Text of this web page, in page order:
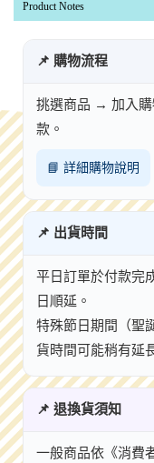
Product Notes
📌 購物流程
挑選商品 → 加入
款。
📘 詳細購物說明
📌 出貨時間
平日訂單於付款完
日順延。
特殊節日期間（聖
貨時間可能稍有延
📌 退換貨須知
一般商品依《消費